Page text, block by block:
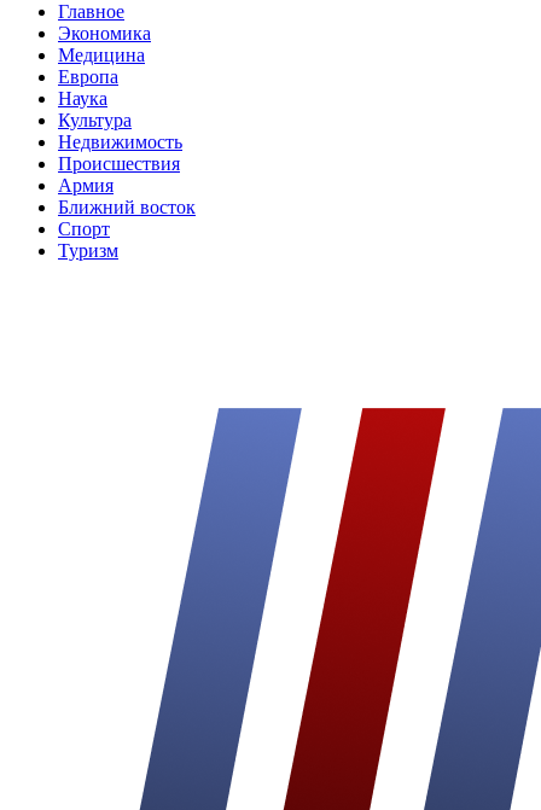
Главное
Экономика
Медицина
Европа
Наука
Культура
Недвижимость
Происшествия
Армия
Ближний восток
Спорт
Туризм